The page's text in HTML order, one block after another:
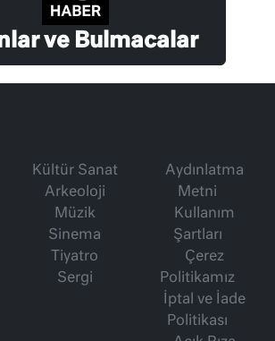
ve Bulmacalar
Kültür Sanat
Arkeoloji
Müzik
Sinema
Tiyatro
Sergi
Aydınlatma
Metni
Kullanım
Şartları
Çerez
Politikamız
İptal ve İade
Politikası